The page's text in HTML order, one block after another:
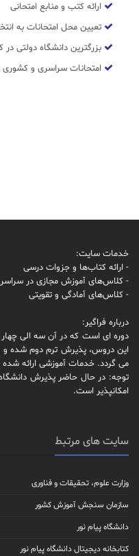
ارائه کتب و منابع امتحانی
تعیین محل امتحانات به
بزرگترین دانشگاه دولتی در
امتحانات سراسری و
خدمات سایت:
- ارائه کتاب‌ها و جزوات درسی
- کلاس‌های آموزش مجازی در
- کلاس‌های آمادگی و تقویتی
درباره فراگیر:
دوره ای است که در آن سه الی چهار
می گردد. خدمات آموزشی ارائه شده
توجه: در حال حاضر پذیرش
امکانپذیر است.
سایت های مرتبط
وزارت علوم، تحقیقات و فناوری
سازمان سنجش آموزش کشور
دانشگاه پیام نور
کتابخانه دیجیتال دانشگاه پیام نور